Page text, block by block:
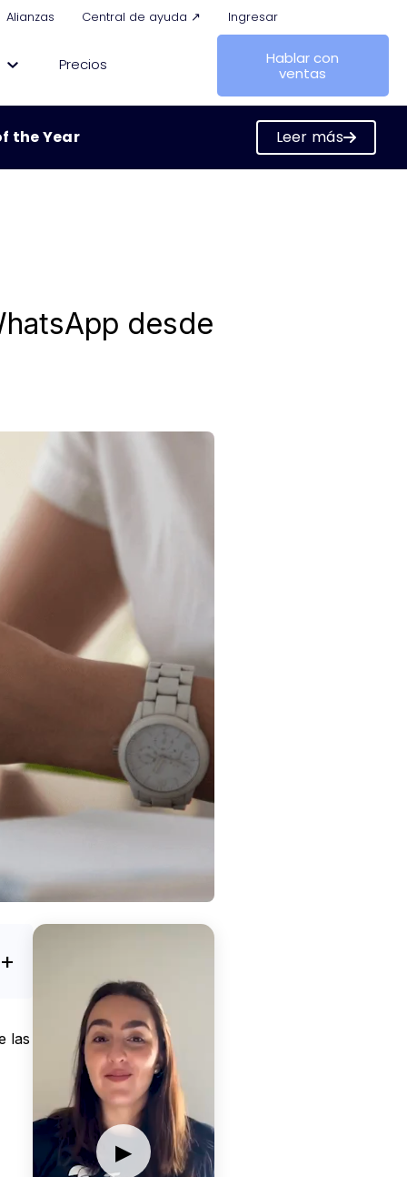
Alianzas Central de ayuda ↗ Ingresar
Precios
Hablar con
ventas
the Year
Leer más
Year
desde
las
▶